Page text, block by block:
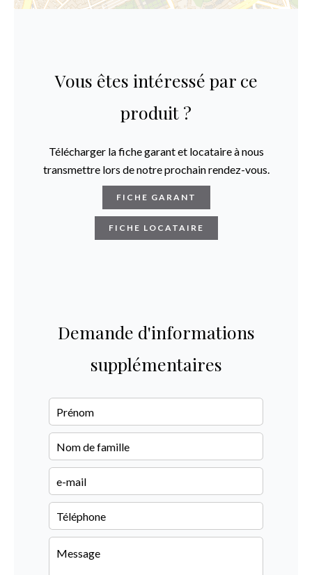
Vous êtes intéressé par ce
produit ?
Télécharger la fiche garant et locataire à nous
transmettre lors de notre prochain rendez-vous.
FICHE GARANT
FICHE LOCATAIRE
Demande d'informations
supplémentaires